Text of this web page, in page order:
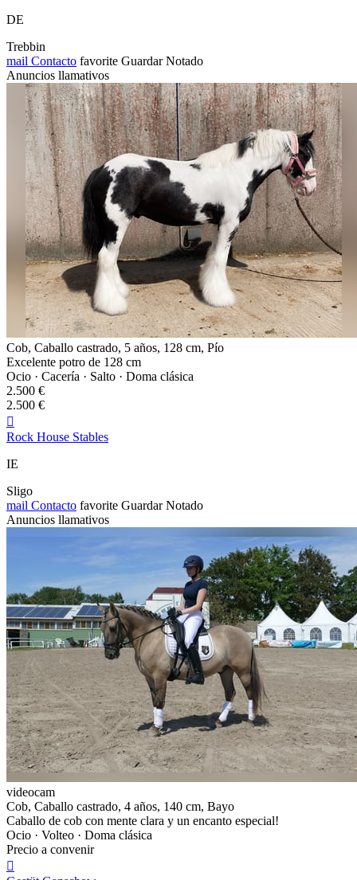
DE
Trebbin
mail Contacto favorite Guardar Notado
Anuncios llamativos
Cob, Caballo castrado, 5 años, 128 cm, Pío
Excelente potro de 128 cm
Ocio · Cacería · Salto · Doma clásica
2.500 €
2.500 €

Rock House Stables
IE
Sligo
mail Contacto favorite Guardar Notado
Anuncios llamativos
videocam
Cob, Caballo castrado, 4 años, 140 cm, Bayo
Caballo de cob con mente clara y un encanto especial!
Ocio · Volteo · Doma clásica
Precio a convenir
